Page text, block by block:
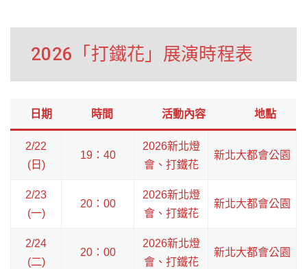
2026「打鐵花」展演時程表
日期 時間 活動內容 地點
2/22
(日)
19：40
2026新北燈
會、打鐵花
新北大都會公園
2/23
(一)
20：00
2026新北燈
會、打鐵花
新北大都會公園
2/24
(二)
20：00
2026新北燈
會、打鐵花
新北大都會公園